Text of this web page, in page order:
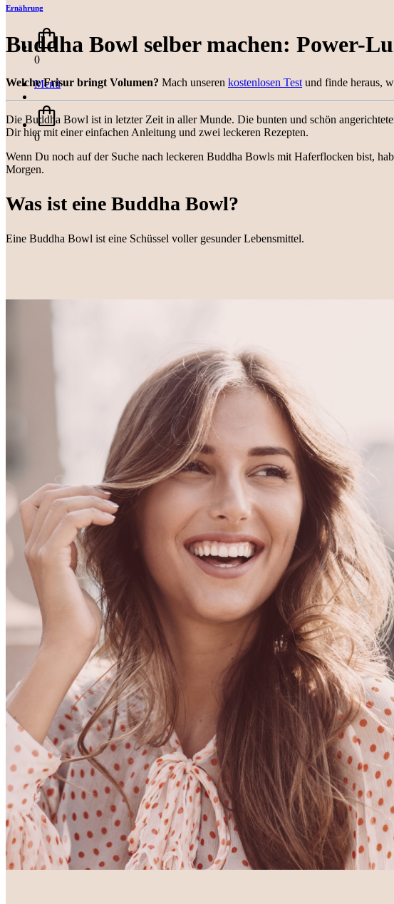
0
Menü
0
Ernährung
Buddha Bowl selber machen: Power-
Welche Frisur bringt Volumen? Mach unseren kostenlosen Test und finde heraus,
Die Buddha Bowl ist in letzter Zeit in aller Munde. Die bunten und schön
Dir hier mit einer einfachen Anleitung und zwei leckeren Rezepten.
Wenn Du noch auf der Suche nach leckeren Buddha Bowls mit Haferflocken bist,
Morgen.
Was ist eine Buddha Bowl?
Eine Buddha Bowl ist eine Schüssel voller gesunder Lebensmittel.